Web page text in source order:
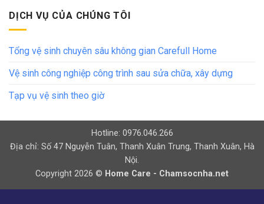
DỊCH VỤ CỦA CHÚNG TÔI
Tổng vệ sinh chuyên sâu không gian Carefull Home
Vệ sinh công nghiệp công trình sau sửa chữa, xây dựng
Tạp vụ vệ sinh theo giờ
Hotline: 0976.046.266
Địa chỉ: Số 47 Nguyễn Tuân, Thanh Xuân Trung, Thanh Xuân, Hà
Nội.
Copyright 2026 © Home Care - Chamsocnha.net